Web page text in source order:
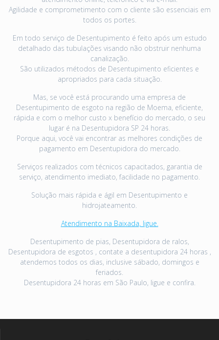
Agilidade e comprometimento com o cliente são essenciais em
todos os portes.
Em todo serviço de Desentupimento é feito após um estudo
detalhado das tubulações visando não obstruir nenhuma
canalização.
São utilizados métodos de Desentupimento eficientes e
apropriados para cada situação.
Mas, se você está procurando uma empresa de
Desentupimento de esgoto na região de Moema, eficiente,
rápida e com o melhor custo x benefício do mercado, o seu
lugar é na Desentupidora SP 24 horas.
Porque aqui, você vai encontrar as melhores condições de
pagamento em Desentupidora do mercado.
Serviços realizados com técnicos capacitados, garantia de
serviço, atendimento imediato, facilidade no pagamento.
Solução mais rápida e ágil em Desentupimento e
hidrojateamento.
Atendimento na Baixada, ligue.
Desentupimento de pias, Desentupidora de ralos,
Desentupidora de esgotos , contate a desentupidora 24 horas ,
atendemos todos os dias, inclusive sábado, domingos e
feriados.
Desentupidora 24 horas em São Paulo, ligue e confira.